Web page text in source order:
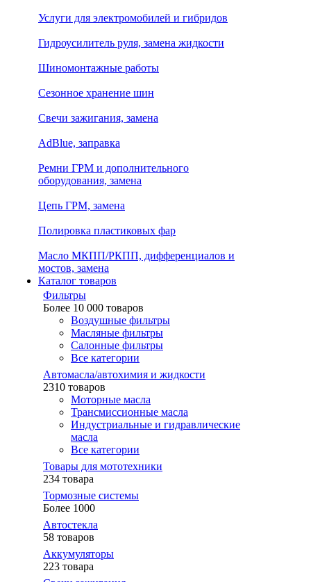
Услуги для электромобилей и гибридов
Гидроусилитель руля, замена жидкости
Шиномонтажные работы
Сезонное хранение шин
Свечи зажигания, замена
AdBlue, заправка
Ремни ГРМ и дополнительного
оборудования, замена
Цепь ГРМ, замена
Полировка пластиковых фар
Масло МКПП/РКПП, дифференциалов и
мостов, замена
Каталог товаров
Фильтры
Более 10 000 товаров
Воздушные фильтры
Масляные фильтры
Салонные фильтры
Все категории
Автомасла/автохимия и жидкости
2310 товаров
Моторные масла
Трансмиссионные масла
Индустриальные и гидравлические
масла
Все категории
Товары для мототехники
234 товара
Тормозные системы
Более 1000
Автостекла
58 товаров
Аккумуляторы
223 товара